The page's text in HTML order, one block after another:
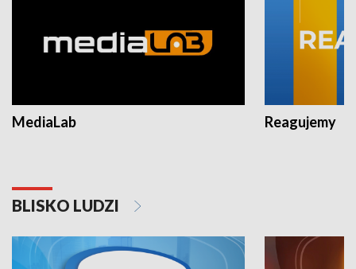
MediaLab Reagujemy
BLISKO LUDZI